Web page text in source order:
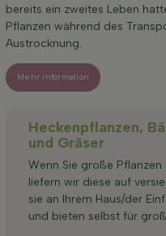
bereits ein zweites Leben
Pflanzen während des
Austrocknung.
Mehr information
Heckenpflanzen,
und Gräser
Wenn Sie große
liefern wir diese auf
sie an Ihrem Haus/der
und bieten selbst für